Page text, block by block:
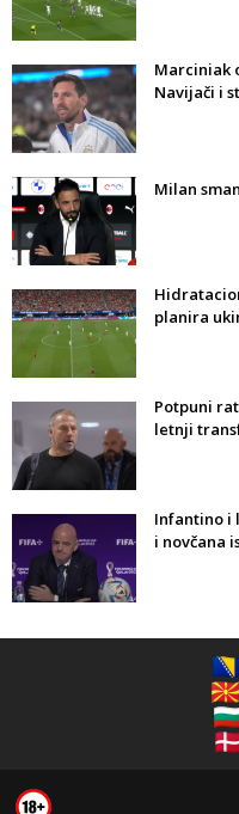
Marciniak
Navijači i
Milan
planira
Potpuni
letnji
Infantino i
i novčana